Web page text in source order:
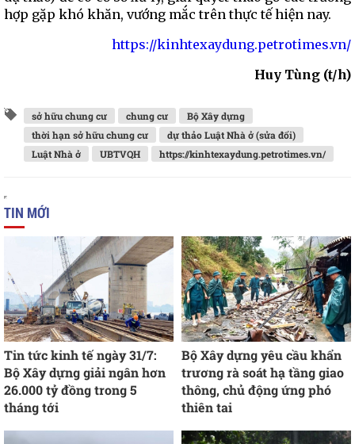
hợp gặp khó khăn, vướng mắc trên thực tế hiện nay.
https://kinhtexaydung.petrotimes.vn/
Huy Tùng (t/h)
sở hữu chung cư chung cư
Bộ Xây dựng
thời hạn sở hữu chung cư
dự thảo Luật Nhà ở (sửa đổi)
Luật Nhà ở
UBTVQH https://kinhtexaydung.petrotimes.vn/
TIN MỚI
Tin tức kinh tế ngày 31/7:
Bộ Xây dựng giải ngân hơn
26.000 tỷ đồng trong 5
tháng tới
Bộ Xây dựng yêu cầu khẩn
trương rà soát hạ tầng giao
thông, chủ động ứng phó
thiên tai